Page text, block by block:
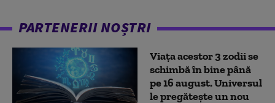
PARTENERII NOȘTRI
Viața acestor 3 zodii se
schimbă în bine până
pe 16 august. Universul
le pregătește un nou